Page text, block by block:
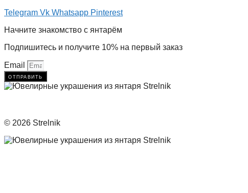
Telegram Vk Whatsapp Pinterest
Начните знакомство с янтарём
Подпишитесь и получите 10% на первый заказ
Email
отправить
© 2026 Strelnik